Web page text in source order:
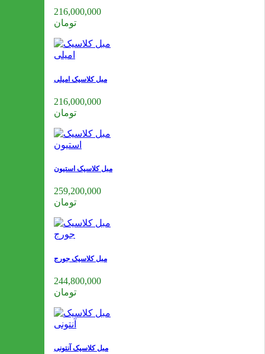
216,000,000
تومان
مبل کلاسیک امیلی
216,000,000
تومان
مبل کلاسیک استیون
259,200,000
تومان
مبل کلاسیک جورج
244,800,000
تومان
مبل کلاسیک آنتونی